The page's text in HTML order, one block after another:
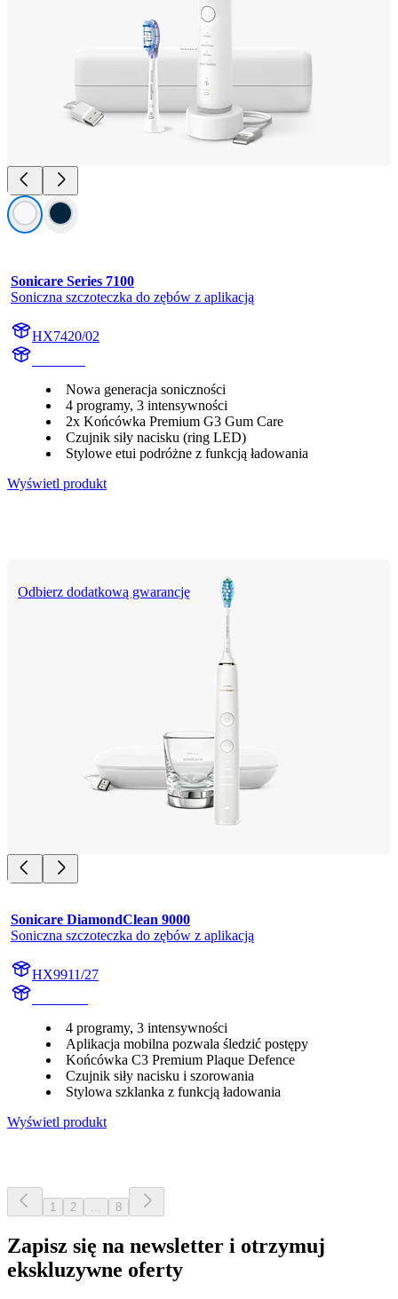
Sonicare Series 7100
Soniczna szczoteczka do zębów z aplikacją
HX7420/02
Nowa generacja soniczności
4 programy, 3 intensywności
2x Końcówka Premium G3 Gum Care
Czujnik siły nacisku (ring LED)
Stylowe etui podróżne z funkcją ładowania
Wyświetl produkt
Odbierz dodatkową gwarancję
Sonicare DiamondClean 9000
Soniczna szczoteczka do zębów z aplikacją
HX9911/27
4 programy, 3 intensywności
Aplikacja mobilna pozwala śledzić postępy
Końcówka C3 Premium Plaque Defence
Czujnik siły nacisku i szorowania
Stylowa szklanka z funkcją ładowania
Wyświetl produkt
1 2 ... 8
Zapisz się na newsletter i otrzymuj
ekskluzywne oferty